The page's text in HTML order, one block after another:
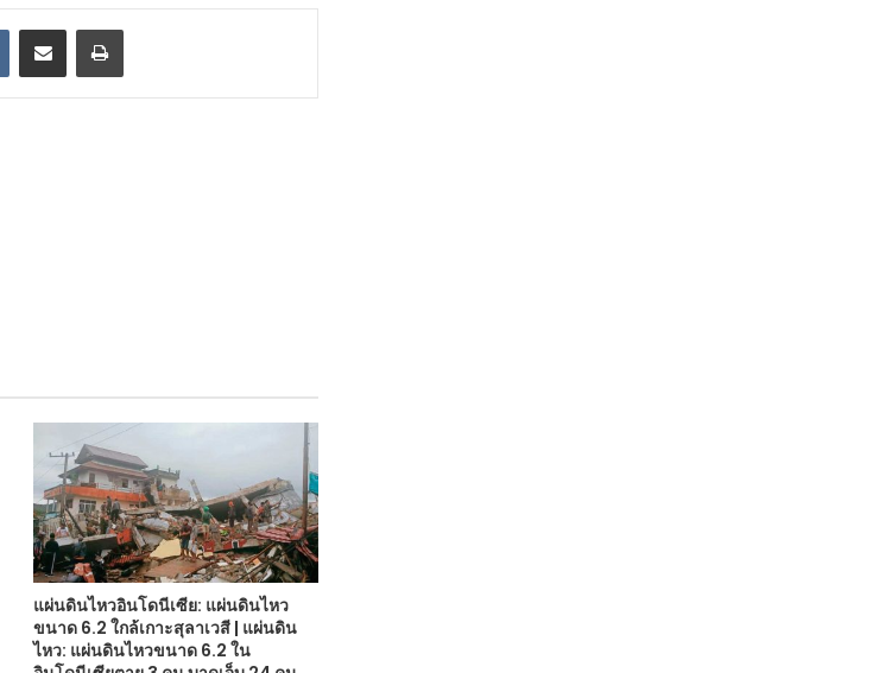
VKontakteShare via Email Print
แผ่นดินไหวอินโดนีเซีย: แผ่นดินไหว
ขนาด 6.2 ใกล้เกาะสุลาเวสี | แผ่นดิน
ไหว: แผ่นดินไหวขนาด 6.2 ใน